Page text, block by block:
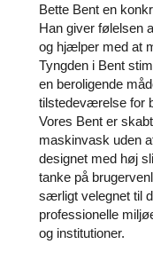
Bette Bent en
Han giver følelsen
og hjælper med at
Tyngden i Bent
en beroligende
tilstedeværelse for
Vores Bent er
maskinvask uden
designet med høj
tanke på
særligt velegnet til
professionelle
og institutioner.